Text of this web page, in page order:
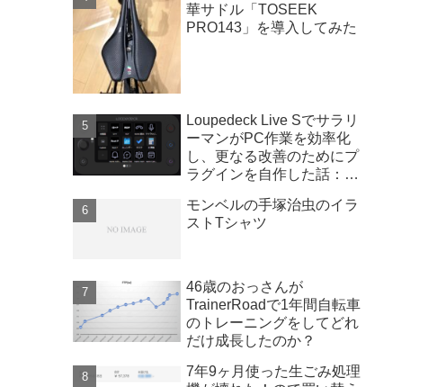
華サドル「TOSEEK
PRO143」を導入してみた
Loupedeck Live Sでサラリ
ーマンがPC作業を効率化
し、更なる改善のためにプ
ラグインを自作した話：
モンベルの手塚治虫のイラ
ストTシャツ
46歳のおっさんが
TrainerRoadで1年間自転車
のトレーニングをしてどれ
だけ成長したのか？
7年9ヶ月使った生ごみ処理